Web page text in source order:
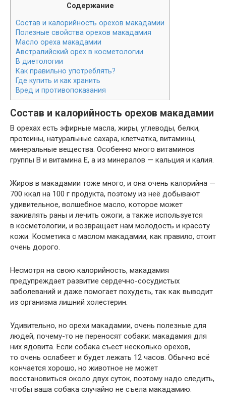
Содержание
Состав и калорийность орехов макадамии
Полезные свойства орехов макадамия
Масло ореха макадамии
Австралийский орех в косметологии
В диетологии
Как правильно употреблять?
Где купить и как хранить
Вред и противопоказания
Состав и калорийность орехов макадамии
В орехах есть эфирные масла, жиры, углеводы, белки,
протеины, натуральные сахара, клетчатка, витамины,
минеральные вещества. Особенно много витаминов
группы В и витамина Е, а из минералов — кальция и калия.
Жиров в макадамии тоже много, и она очень калорийна —
700 ккал на 100 г продукта, поэтому из неё добывают
удивительное, волшебное масло, которое может
заживлять раны и лечить ожоги, а также используется
в косметологии, и возвращает нам молодость и красоту
кожи. Косметика с маслом макадамии, как правило, стоит
очень дорого.
Несмотря на свою калорийность, макадамия
предупреждает развитие сердечно-сосудистых
заболеваний и даже помогает похудеть, так как выводит
из организма лишний холестерин.
Удивительно, но орехи макадамии, очень полезные для
людей, почему-то не переносят собаки: макадамия для
них ядовита. Если собака съест несколько орехов,
то очень ослабеет и будет лежать 12 часов. Обычно всё
кончается хорошо, но животное не может
восстановиться около двух суток, поэтому надо следить,
чтобы ваша собака случайно не съела макадамию.